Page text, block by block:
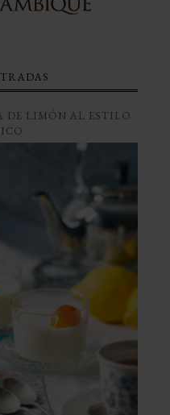
DE LIMÓN AL ESTILO